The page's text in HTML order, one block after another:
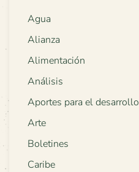
Agua
Alianza
Alimentación
Análisis
Aportes para el desarrollo
Arte
Boletines
Caribe